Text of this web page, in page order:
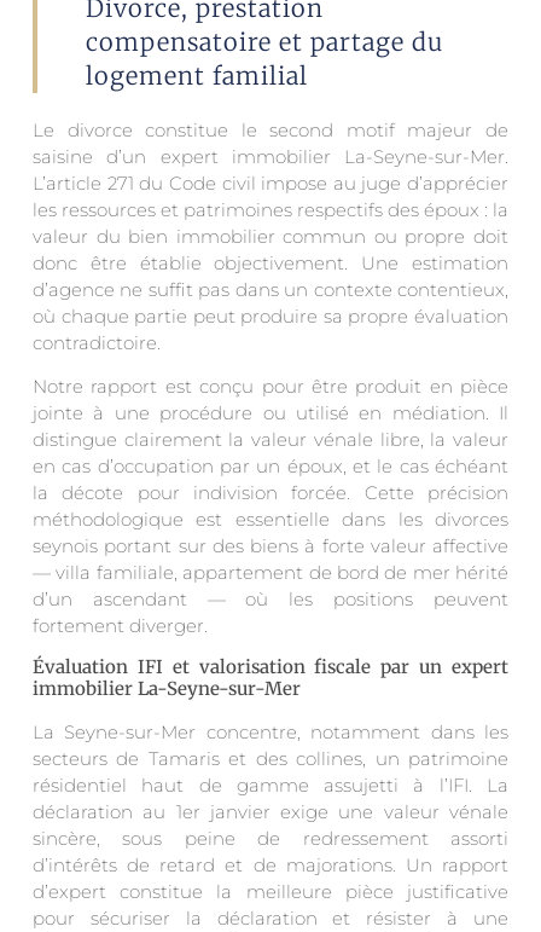
Divorce, prestation
compensatoire et partage du
logement familial
Le divorce constitue le second motif majeur de
saisine d’un expert immobilier La-Seyne-sur-Mer.
L’article 271 du Code civil impose au juge d’apprécier
les ressources et patrimoines respectifs des époux : la
valeur du bien immobilier commun ou propre doit
donc être établie objectivement. Une estimation
d’agence ne suffit pas dans un contexte contentieux,
où chaque partie peut produire sa propre évaluation
contradictoire.
Notre rapport est conçu pour être produit en pièce
jointe à une procédure ou utilisé en médiation. Il
distingue clairement la valeur vénale libre, la valeur
en cas d’occupation par un époux, et le cas échéant
la décote pour indivision forcée. Cette précision
méthodologique est essentielle dans les divorces
seynois portant sur des biens à forte valeur affective
— villa familiale, appartement de bord de mer hérité
d’un ascendant — où les positions peuvent
fortement diverger.
Évaluation IFI et valorisation fiscale par un expert
immobilier La-Seyne-sur-Mer
La Seyne-sur-Mer concentre, notamment dans les
secteurs de Tamaris et des collines, un patrimoine
résidentiel haut de gamme assujetti à l’IFI. La
déclaration au 1er janvier exige une valeur vénale
sincère, sous peine de redressement assorti
d’intérêts de retard et de majorations. Un rapport
d’expert constitue la meilleure pièce justificative
pour sécuriser la déclaration et résister à une